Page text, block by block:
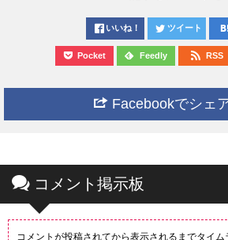
いいね！ ツイート
Pocket Feedly RSS
Facebookでシェ
コメント掲示板
コメントが投稿されてから表示されるまでタイ